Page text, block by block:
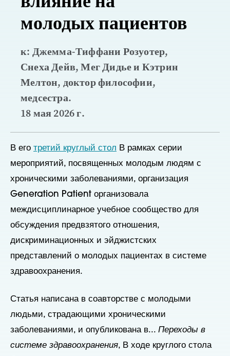
молодых пациентов
к: Джемма-Тиффани Розуотер,
Снеха Дейв, Мег Дидье и Кэтрин
Мелтон, доктор философии,
медсестра.
18 мая 2026 г.
В его третий круглый стол В рамках серии
мероприятий, посвященных молодым людям с
хроническими заболеваниями, организация
Generation Patient организовала
междисциплинарное учебное сообщество для
обсуждения предвзятого отношения,
дискриминационных и эйджистских
представлений о молодых пациентах в системе
здравоохранения.
Статья написана в соавторстве с молодыми
людьми, страдающими хроническими
заболеваниями, и опубликована в... Переходы в
системе здравоохранения, В ходе круглого стола